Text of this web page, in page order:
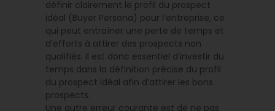
définir clairement le profil du prospect
idéal (Buyer Persona) pour l’entreprise, ce
qui peut entraîner une perte de temps et
d’efforts à attirer des prospects non
qualifiés. Il est donc essentiel d’investir du
temps dans la définition précise du profil
du prospect idéal afin d’attirer les bons
prospects.
Une autre erreur courante est de ne pas